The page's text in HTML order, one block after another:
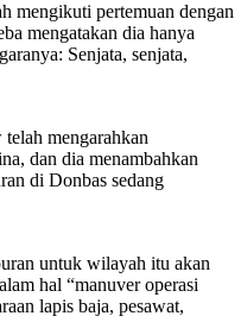
mengikuti pertemuan dengan
mengatakan dia hanya
Senjata, senjata,
mengarahkan
dan dia menambahkan
di Donbas sedang
untuk wilayah itu akan
hal “manuver operasi
lapis baja, pesawat,